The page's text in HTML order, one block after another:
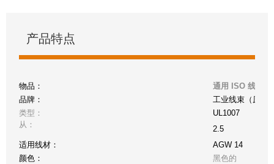
产品特点
物品：
通用 ISO 线束母
品牌：
工业线束（原件
类型：
UL1007
从：
2.5
适用线材：
AGW 14
颜色：
黑色的